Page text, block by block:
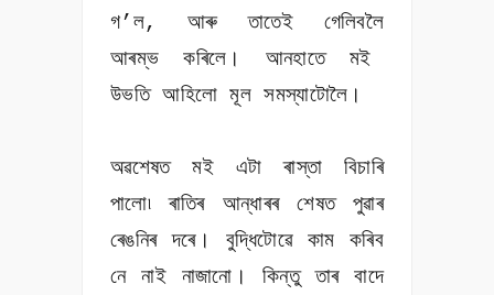
গ’ল, আৰু তাতেই গেলিবলৈ
আৰম্ভ কৰিলে। আনহাতে মই
উভতি আহিলো মূল সমস্যাটোলৈ।
অৱশেষত মই এটা ৰাস্তা বিচাৰি
পালো৷ ৰাতিৰ আন্ধাৰৰ শেষত পুৱাৰ
ৰেঙনিৰ দৰে। বুদ্ধিটোৱে কাম কৰিব
নে নাই নাজানো। কিন্তু তাৰ বাদে